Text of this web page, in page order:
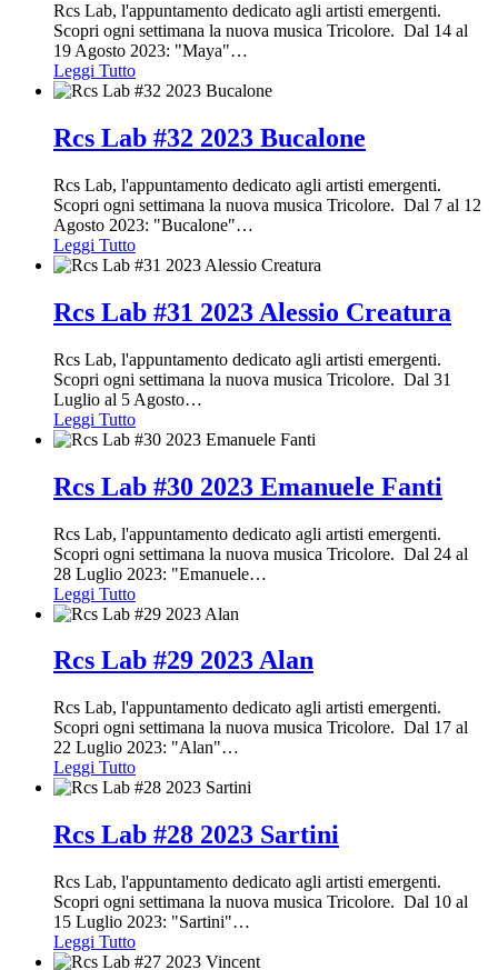
Rcs Lab, l'appuntamento dedicato agli artisti emergenti.
Scopri ogni settimana la nuova musica Tricolore. Dal 14 al
19 Agosto 2023: "Maya"…
Leggi Tutto
Rcs Lab #32 2023 Bucalone
Rcs Lab, l'appuntamento dedicato agli artisti emergenti.
Scopri ogni settimana la nuova musica Tricolore. Dal 7 al 12
Agosto 2023: "Bucalone"…
Leggi Tutto
Rcs Lab #31 2023 Alessio Creatura
Rcs Lab, l'appuntamento dedicato agli artisti emergenti.
Scopri ogni settimana la nuova musica Tricolore. Dal 31
Luglio al 5 Agosto…
Leggi Tutto
Rcs Lab #30 2023 Emanuele Fanti
Rcs Lab, l'appuntamento dedicato agli artisti emergenti.
Scopri ogni settimana la nuova musica Tricolore. Dal 24 al
28 Luglio 2023: "Emanuele…
Leggi Tutto
Rcs Lab #29 2023 Alan
Rcs Lab, l'appuntamento dedicato agli artisti emergenti.
Scopri ogni settimana la nuova musica Tricolore. Dal 17 al
22 Luglio 2023: "Alan"…
Leggi Tutto
Rcs Lab #28 2023 Sartini
Rcs Lab, l'appuntamento dedicato agli artisti emergenti.
Scopri ogni settimana la nuova musica Tricolore. Dal 10 al
15 Luglio 2023: "Sartini"…
Leggi Tutto